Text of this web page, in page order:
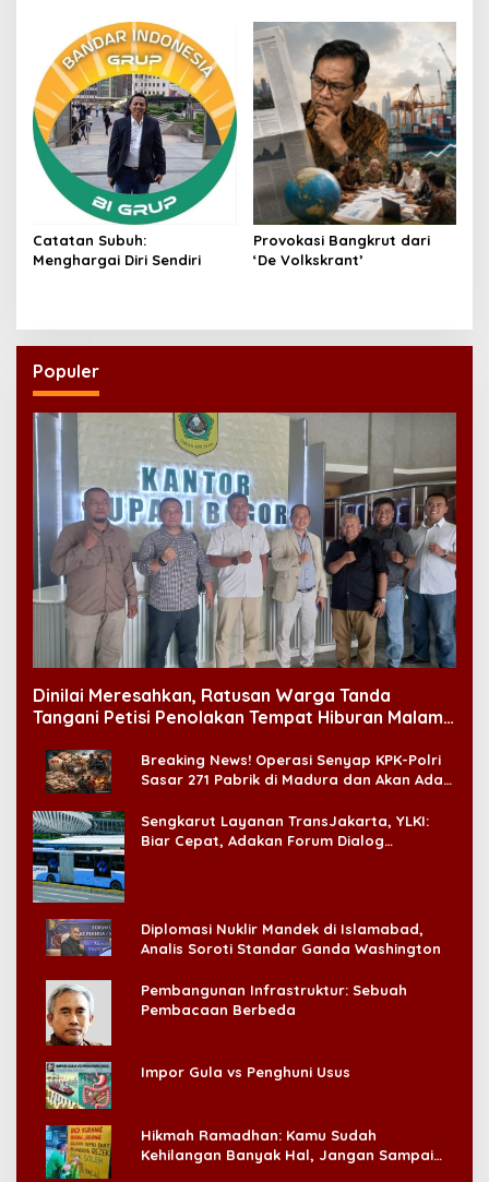
Catatan Subuh:
Menghargai Diri Sendiri
Provokasi Bangkrut dari
‘De Volkskrant’
Populer
Dinilai Meresahkan, Ratusan Warga Tanda
Tangani Petisi Penolakan Tempat Hiburan Malam
Breaking News! Operasi Senyap KPK-Polri
Sasar 271 Pabrik di Madura dan Akan Ada
Sengkarut Layanan TransJakarta, YLKI:
Biar Cepat, Adakan Forum Dialog
Diplomasi Nuklir Mandek di Islamabad,
Analis Soroti Standar Ganda Washington
Pembangunan Infrastruktur: Sebuah
Pembacaan Berbeda
Impor Gula vs Penghuni Usus
Hikmah Ramadhan: Kamu Sudah
Kehilangan Banyak Hal, Jangan Sampai